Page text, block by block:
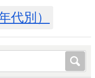
代別）